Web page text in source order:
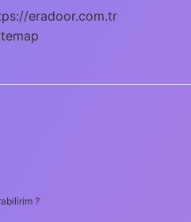
eradoor.com.tr
?